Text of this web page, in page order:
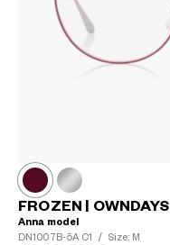
FROZEN | OWNDAYS
Anna model
DN1007B-5A C1 / Size: M